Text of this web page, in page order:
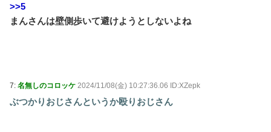
>>5
まんさんは壁側歩いて避けようとしないよね
7: 名無しのコロッケ 2024/11/08(金) 10:27:36.06 ID:XZepk
ぶつかりおじさんというか殴りおじさん